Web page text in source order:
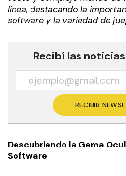
línea, destacando la
software y la variedad de
Recibí las
RECIBIR
Descubriendo la Gema
Software